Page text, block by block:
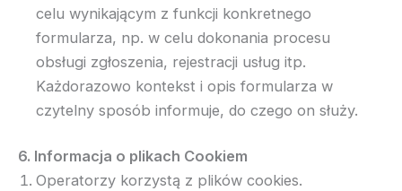
celu wynikającym z funkcji konkretnego
formularza, np. w celu dokonania procesu
obsługi zgłoszenia, rejestracji usług itp.
Każdorazowo kontekst i opis formularza w
czytelny sposób informuje, do czego on służy.
6. Informacja o plikach Cookiem
Operatorzy korzystą z plików cookies.